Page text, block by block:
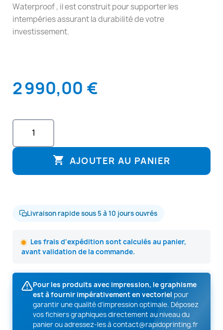
Waterproof , il est construit pour supporter les
intempéries assurant la durabilité de votre
investissement.
2 990,00 €
 AJOUTER AU PANIER
Livraison rapide sous 5 à 10 jours ouvrés
Les frais d'expédition sont calculés au panier,
avant validation de la commande.
Pour les produits avec impression, le graphisme
est à fournir impérativement en vectoriel pour
garantir une qualité d'impression optimale. Déposez
vos fichiers graphiques directement au niveau du
panier ou adressez-les àcontact@rapidoprinting.fr